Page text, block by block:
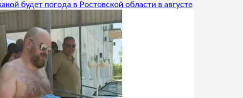
будет погода в Ростовской области в августе